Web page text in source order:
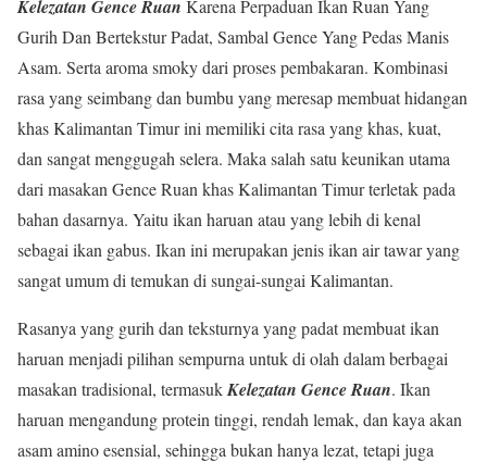
Kelezatan Gence Ruan Karena Perpaduan Ikan Ruan Yang
Gurih Dan Bertekstur Padat, Sambal Gence Yang Pedas Manis
Asam. Serta aroma smoky dari proses pembakaran. Kombinasi
rasa yang seimbang dan bumbu yang meresap membuat hidangan
khas Kalimantan Timur ini memiliki cita rasa yang khas, kuat,
dan sangat menggugah selera. Maka salah satu keunikan utama
dari masakan Gence Ruan khas Kalimantan Timur terletak pada
bahan dasarnya. Yaitu ikan haruan atau yang lebih di kenal
sebagai ikan gabus. Ikan ini merupakan jenis ikan air tawar yang
sangat umum di temukan di sungai-sungai Kalimantan.
Rasanya yang gurih dan teksturnya yang padat membuat ikan
haruan menjadi pilihan sempurna untuk di olah dalam berbagai
masakan tradisional, termasukKelezatan Gence Ruan. Ikan
haruan mengandung protein tinggi, rendah lemak, dan kaya akan
asam amino esensial, sehingga bukan hanya lezat, tetapi juga